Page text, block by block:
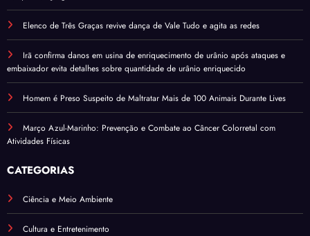
Elenco de Três Graças revive dança de Vale Tudo e agita as redes
Irã confirma danos em usina de enriquecimento de urânio após ataques e
embaixador evita detalhes sobre quantidade de urânio enriquecido
Homem é Preso Suspeito de Maltratar Mais de 100 Animais Durante Lives
Março Azul-Marinho: Prevenção e Combate ao Câncer Colorretal com
Atividades Físicas
CATEGORIAS
Ciência e Meio Ambiente
Cultura e Entretenimento